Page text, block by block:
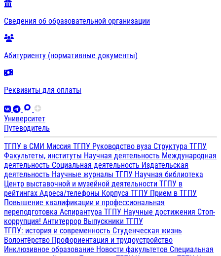
Сведения об образовательной организации
Абитуриенту (нормативные документы)
Реквизиты для оплаты
Университет
Путеводитель
ТГПУ в СМИ Миссия ТГПУ Руководство вуза Структура ТГПУ
Факультеты, институты Научная деятельность Международная
деятельность Социальная деятельность Издательская
деятельность Научные журналы ТГПУ Научная библиотека
Центр выставочной и музейной деятельности ТГПУ в
рейтингах Адреса/телефоны Корпуса ТГПУ Прием в ТГПУ
Повышение квалификации и профессиональная
переподготовка Аспирантура ТГПУ Научные достижения Стоп-
коррупция! Антитеррор Выпускники ТГПУ
ТГПУ: история и современность Студенческая жизнь
Волонтёрство Профориентация и трудоустройство
Инклюзивное образование Новости факультетов Специальная